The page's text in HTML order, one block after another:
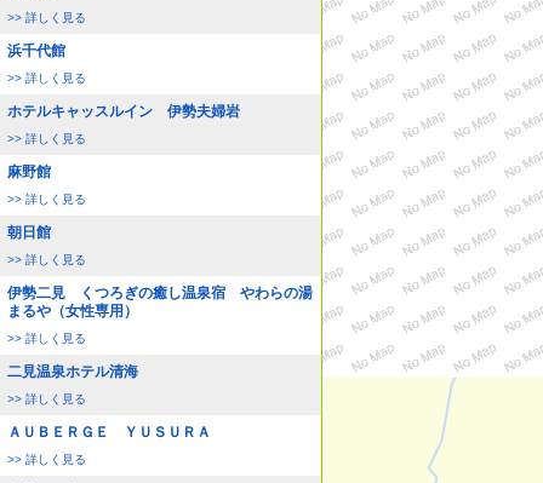
>> 詳しく見る
浜千代館
>> 詳しく見る
ホテルキャッスルイン 伊勢夫婦岩
>> 詳しく見る
麻野館
>> 詳しく見る
朝日館
>> 詳しく見る
伊勢二見 くつろぎの癒し温泉宿 やわらの湯
まるや（女性専用）
>> 詳しく見る
二見温泉ホテル清海
>> 詳しく見る
ＡＵＢＥＲＧＥ ＹＵＳＵＲＡ
>> 詳しく見る